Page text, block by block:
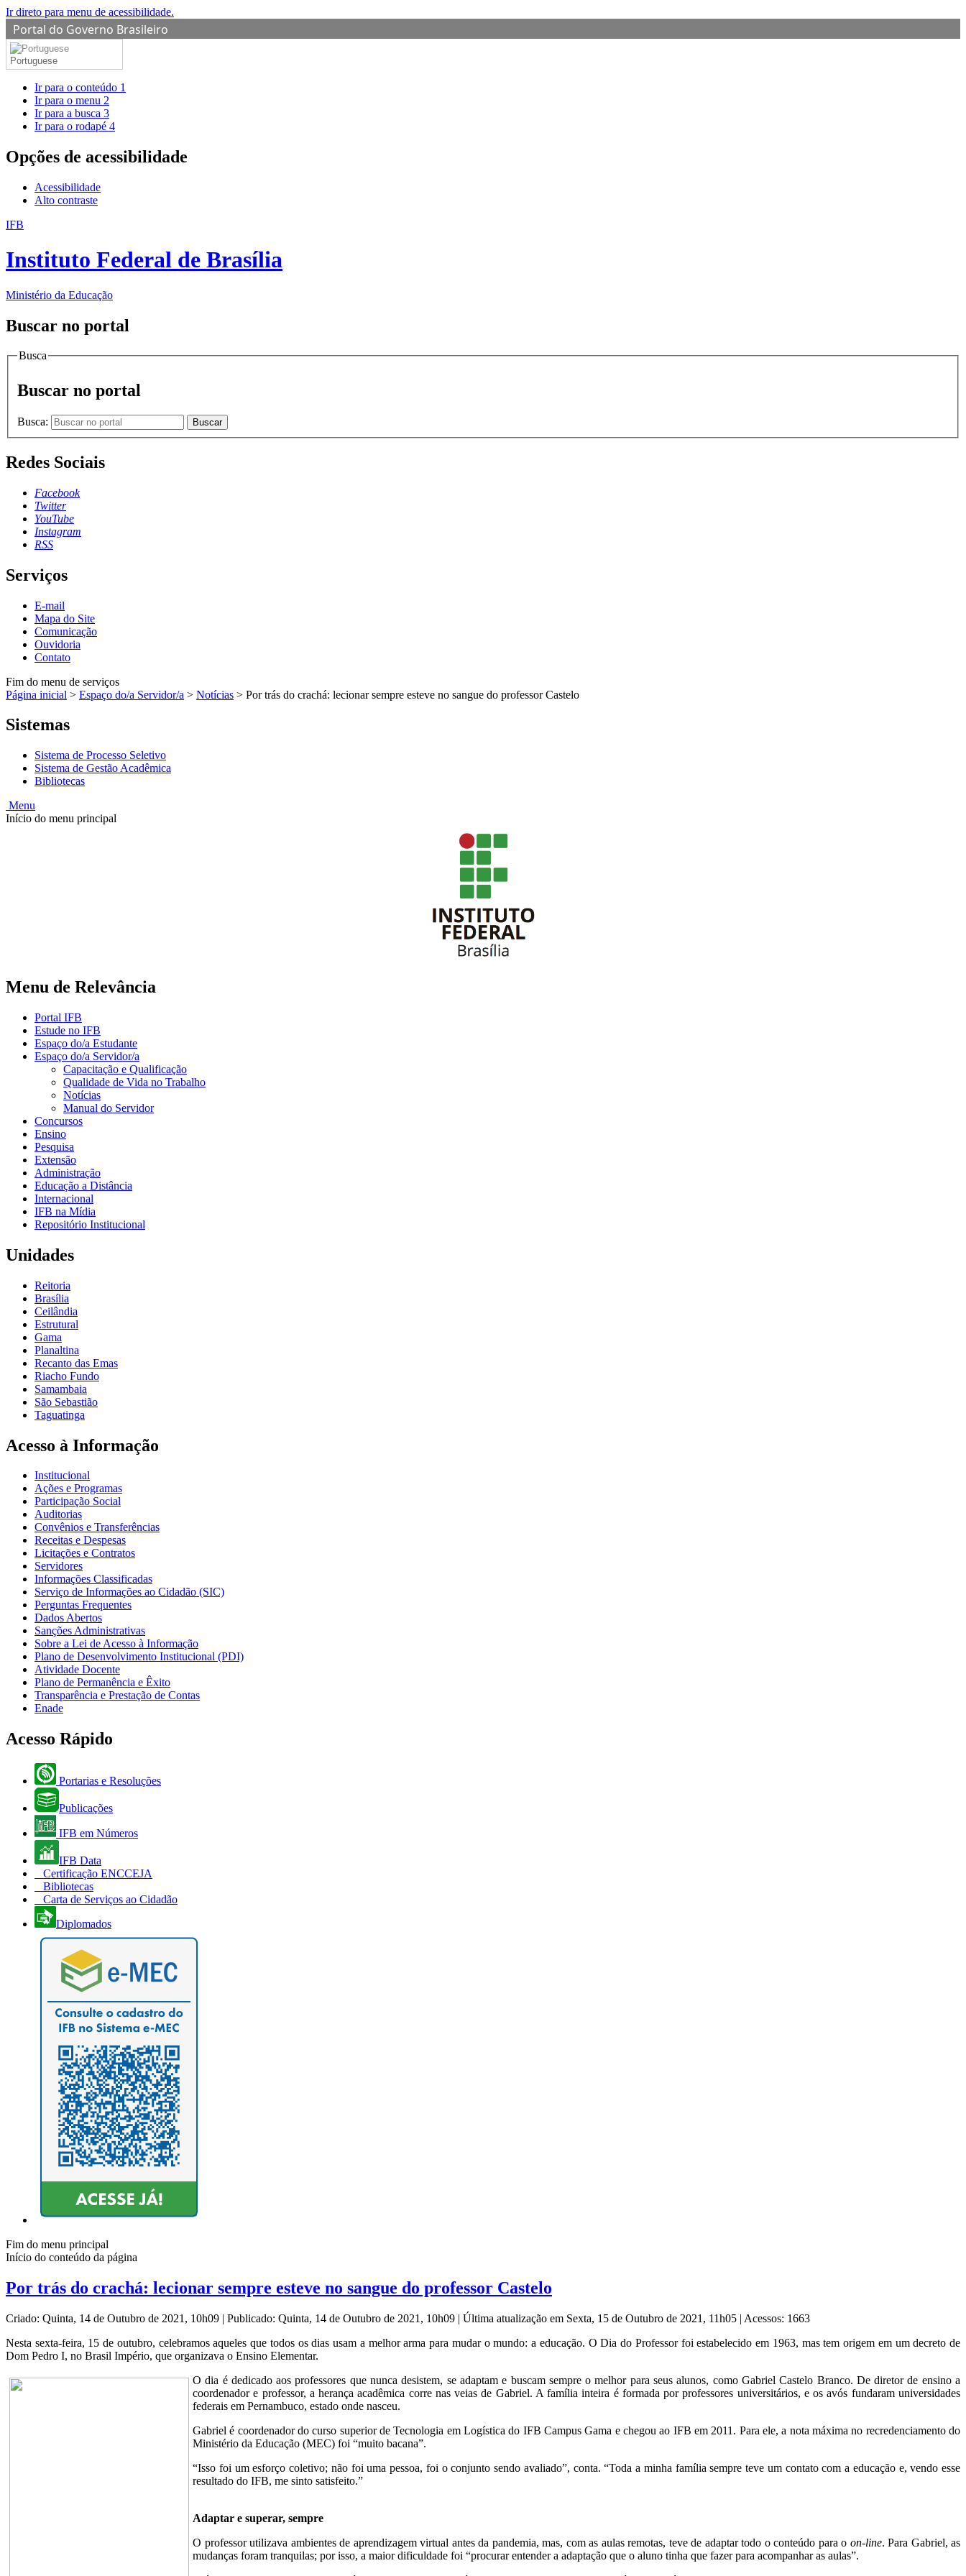
Ir direto para menu de acessibilidade.
Portal do Governo Brasileiro
Portuguese
Ir para o conteúdo 1
Ir para o menu 2
Ir para a busca 3
Ir para o rodapé 4
Opções de acessibilidade
Acessibilidade
Alto contraste
IFB
Instituto Federal de Brasília
Ministério da Educação
Buscar no portal
Busca
Buscar no portal
Busca: Buscar
Redes Sociais
Facebook
Twitter
YouTube
Instagram
RSS
Serviços
E-mail
Mapa do Site
Comunicação
Ouvidoria
Contato
Fim do menu de serviços
Página inicial > Espaço do/a Servidor/a > Notícias > Por trás do crachá: lecionar sempre esteve no sangue do professor Castelo
Sistemas
Sistema de Processo Seletivo
Sistema de Gestão Acadêmica
Bibliotecas
Menu
Início do menu principal
Menu de Relevância
Portal IFB
Estude no IFB
Espaço do/a Estudante
Espaço do/a Servidor/a
Capacitação e Qualificação
Qualidade de Vida no Trabalho
Notícias
Manual do Servidor
Concursos
Ensino
Pesquisa
Extensão
Administração
Educação a Distância
Internacional
IFB na Mídia
Repositório Institucional
Unidades
Reitoria
Brasília
Ceilândia
Estrutural
Gama
Planaltina
Recanto das Emas
Riacho Fundo
Samambaia
São Sebastião
Taguatinga
Acesso à Informação
Institucional
Ações e Programas
Participação Social
Auditorias
Convênios e Transferências
Receitas e Despesas
Licitações e Contratos
Servidores
Informações Classificadas
Serviço de Informações ao Cidadão (SIC)
Perguntas Frequentes
Dados Abertos
Sanções Administrativas
Sobre a Lei de Acesso à Informação
Plano de Desenvolvimento Institucional (PDI)
Atividade Docente
Plano de Permanência e Êxito
Transparência e Prestação de Contas
Enade
Acesso Rápido
Portarias e Resoluções
Publicações
IFB em Números
IFB Data
Certificação ENCCEJA
Bibliotecas
Carta de Serviços ao Cidadão
Diplomados
Fim do menu principal
Início do conteúdo da página
Por trás do crachá: lecionar sempre esteve no sangue do professor Castelo
Criado: Quinta, 14 de Outubro de 2021, 10h09 | Publicado: Quinta, 14 de Outubro de 2021, 10h09 | Última atualização em Sexta, 15 de Outubro de 2021, 11h05 | Acessos: 1663
Nesta sexta-feira, 15 de outubro, celebramos aqueles que todos os dias usam a melhor arma para mudar o mundo: a educação. O Dia do Professor foi estabelecido em 1963, mas tem origem em um decreto de
Dom Pedro I, no Brasil Império, que organizava o Ensino Elementar.
O dia é dedicado aos professores que nunca desistem, se adaptam e buscam sempre o melhor para seus alunos, como Gabriel Castelo Branco. De diretor de ensino a
coordenador e professor, a herança acadêmica corre nas veias de Gabriel. A família inteira é formada por professores universitários, e os avós fundaram universidades
federais em Pernambuco, estado onde nasceu.
Gabriel é coordenador do curso superior de Tecnologia em Logística do IFB Campus Gama e chegou ao IFB em 2011. Para ele, a nota máxima no recredenciamento do
Ministério da Educação (MEC) foi “muito bacana”.
“Isso foi um esforço coletivo; não foi uma pessoa, foi o conjunto sendo avaliado”, conta. “Toda a minha família sempre teve um contato com a educação e, vendo esse
resultado do IFB, me sinto satisfeito.”
Adaptar e superar, sempre
O professor utilizava ambientes de aprendizagem virtual antes da pandemia, mas, com as aulas remotas, teve de adaptar todo o conteúdo para o on-line. Para Gabriel, as
mudanças foram tranquilas; por isso, a maior dificuldade foi “procurar entender a adaptação que o aluno tinha que fazer para acompanhar as aulas”.